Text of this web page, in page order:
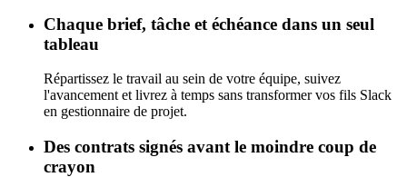
Chaque brief, tâche et échéance dans un seul
tableau
Répartissez le travail au sein de votre équipe, suivez
l'avancement et livrez à temps sans transformer vos fils Slack
en gestionnaire de projet.
Des contrats signés avant le moindre coup de
crayon